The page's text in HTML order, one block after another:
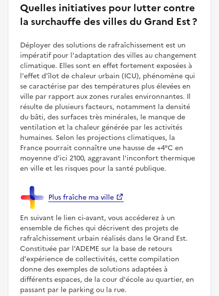
Quelles initiatives pour lutter contre
la surchauffe des villes du Grand Est ?
Déployer des solutions de rafraîchissement est un
impératif pour l'adaptation des villes au changement
climatique. Elles sont en effet fortement exposées à
l'effet d'îlot de chaleur urbain (ICU), phénomène qui
se caractérise par des températures plus élevées en
ville par rapport aux zones rurales environnantes. Il
résulte de plusieurs facteurs, notamment la densité
du bâti, des surfaces très minérales, le manque de
ventilation et la chaleur générée par les activités
humaines. Selon les projections climatiques, la
France pourrait connaître une hausse de +4°C en
moyenne d'ici 2100, aggravant l'inconfort thermique
en ville et les risques pour la santé publique.
Plus fraîche ma ville
En suivant le lien ci-avant, vous accéderez à un
ensemble de fiches qui décrivent des projets de
rafraîchissement urbain réalisés dans le Grand Est.
Constituée par l'ADEME sur la base de retours
d'expérience de collectivités, cette compilation
donne des exemples de solutions adaptées à
différents espaces, de la cour d'école au quartier, en
passant par le parking ou la rue.